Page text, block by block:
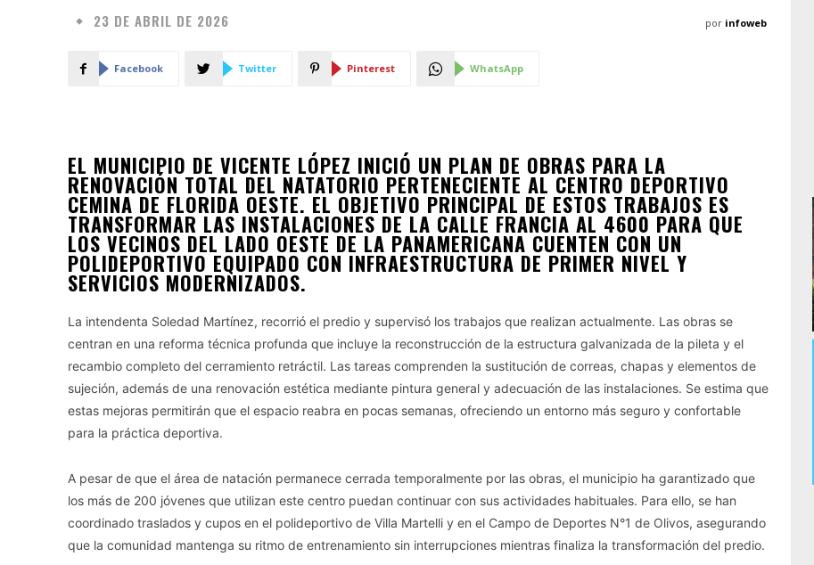
23 DE ABRIL DE 2026 por infoweb
Facebook Twitter Pinterest WhatsApp
EL MUNICIPIO DE VICENTE LÓPEZ INICIÓ UN PLAN DE OBRAS PARA LA
RENOVACIÓN TOTAL DEL NATATORIO PERTENECIENTE AL CENTRO DEPORTIVO
CEMINA DE FLORIDA OESTE. EL OBJETIVO PRINCIPAL DE ESTOS TRABAJOS ES
TRANSFORMAR LAS INSTALACIONES DE LA CALLE FRANCIA AL 4600 PARA QUE
LOS VECINOS DEL LADO OESTE DE LA PANAMERICANA CUENTEN CON UN
POLIDEPORTIVO EQUIPADO CON INFRAESTRUCTURA DE PRIMER NIVEL Y
SERVICIOS MODERNIZADOS.
La intendenta Soledad Martínez, recorrió el predio y supervisó los trabajos que realizan actualmente. Las obras se
centran en una reforma técnica profunda que incluye la reconstrucción de la estructura galvanizada de la pileta y el
recambio completo del cerramiento retráctil. Las tareas comprenden la sustitución de correas, chapas y elementos de
sujeción, además de una renovación estética mediante pintura general y adecuación de las instalaciones. Se estima que
estas mejoras permitirán que el espacio reabra en pocas semanas, ofreciendo un entorno más seguro y confortable
para la práctica deportiva.
A pesar de que el área de natación permanece cerrada temporalmente por las obras, el municipio ha garantizado que
los más de 200 jóvenes que utilizan este centro puedan continuar con sus actividades habituales. Para ello, se han
coordinado traslados y cupos en el polideportivo de Villa Martelli y en el Campo de Deportes N°1 de Olivos, asegurando
que la comunidad mantenga su ritmo de entrenamiento sin interrupciones mientras finaliza la transformación del predio.